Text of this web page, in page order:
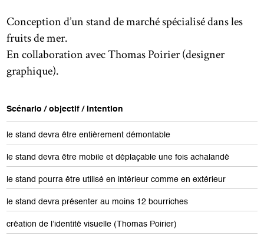
Conception d’un stand de marché spécialisé dans les
fruits de mer.
En collaboration avec Thomas Poirier (designer
graphique).
Scénario / objectif / intention
le stand devra être entièrement démontable
le stand devra être mobile et déplaçable une fois achalandé
le stand pourra être utilisé en intérieur comme en extérieur
le stand devra présenter au moins 12 bourriches
création de l’identité visuelle (Thomas Poirier)